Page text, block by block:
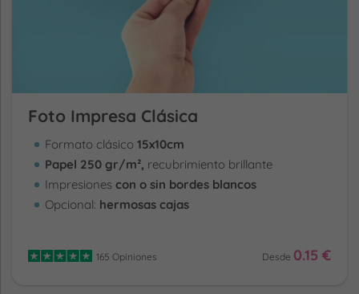
Foto Impresa Clásica
Formato clásico 15x10cm
Papel 250 gr/m², recubrimiento brillante
Impresiones con o sin bordes blancos
Opcional: hermosas cajas
165 Opiniones Desde 0.15 €